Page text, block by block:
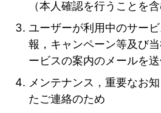
（本人確認を行うことを含
ユーザーが利用中のサー
報，キャンペーン等及び
ービスの案内のメールを
メンテナンス，重要なお
たご連絡のため